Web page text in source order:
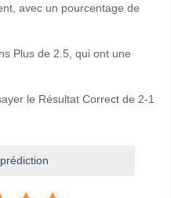
avec un pourcentage de
Plus de 2.5, qui ont une
le Résultat Correct de 2-1